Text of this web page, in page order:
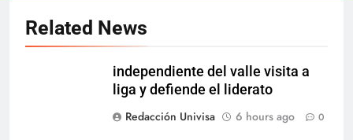
Related News
independiente del valle visita a
liga y defiende el liderato
Redacción Univisa
6 hours ago 0